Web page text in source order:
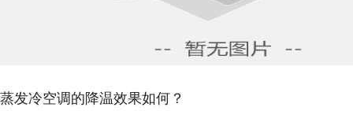
环保空调降温原理